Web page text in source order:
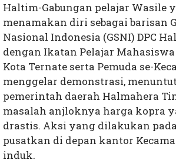
Haltim-Gabungan pelajar Wasile
menamakan diri sebagai barisan
Nasional Indonesia (GSNI) DPC
dengan Ikatan Pelajar
Kota Ternate serta Pemuda se-
menggelar demonstrasi,
pemerintah daerah Halmahera
masalah anjloknya harga kopra
drastis. Aksi yang dilakukan pada
pusatkan di depan kantor
induk.